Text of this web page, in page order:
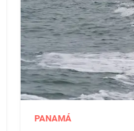
PANAMÁ